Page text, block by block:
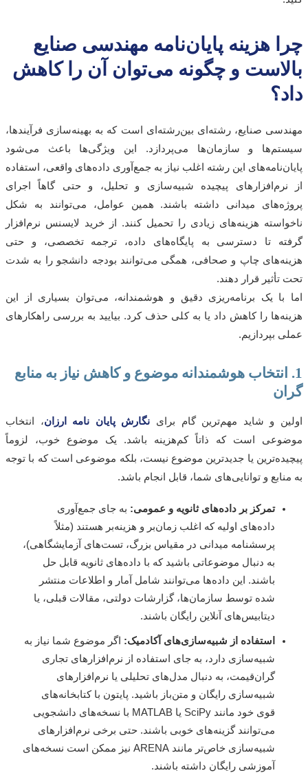
هزینه پایان‌نامه مهندسی صنایع
و چگونه می‌توان آن را کاهش
صنایع، رشته‌ای بین‌رشته‌ای است که به بهینه‌سازی فرآیندها،
و سازمان‌ها می‌پردازد. این ویژگی‌ها باعث می‌شود
این رشته اغلب نیاز به جمع‌آوری داده‌های واقعی، استفاده
پیچیده شبیه‌سازی و تحلیل، و حتی گاهاً اجرای
میدانی داشته باشند. همین عوامل، می‌توانند به شکل
هزینه‌های زیادی را تحمیل کنند. از خرید لایسنس نرم‌افزار
تا دسترسی به پایگاه‌های داده، ترجمه تخصصی، و حتی
چاپ و صحافی، همگی می‌توانند بودجه دانشجو را به شدت
قرار دهند.
با یک برنامه‌ریزی دقیق و هوشمندانه، می‌توان بسیاری از این
را کاهش داد یا به کلی حذف کرد. بیایید به بررسی راهکارهای
بپردازیم.
انتخاب هوشمندانه موضوع و کاهش نیاز به منابع
و شاید مهم‌ترین گام براینگارش پایان نامه ارزان
، انتخاب
است که ذاتاً کم‌هزینه باشد. یک موضوع خوب، لزوماً
یا جدیدترین موضوع نیست، بلکه موضوعی است که با توجه
و توانایی‌های شما، قابل انجام باشد.
تمرکز بر داده‌های ثانویه و عمومی:به جای جمع‌آوری
داده‌های اولیه که اغلب زمان‌بر و هزینه‌بر هستند (مثلاً
پرسشنامه میدانی در مقیاس بزرگ، تست‌های آزمایشگاهی)،
به دنبال موضوعاتی باشید که با داده‌های ثانویه قابل حل
باشند. این داده‌ها می‌توانند شامل آمار و اطلاعات منتشر
شده توسط سازمان‌ها، گزارشات دولتی، مقالات قبلی، یا
دیتابیس‌های آنلاین رایگان باشند.
استفاده از شبیه‌سازی‌های آکادمیک:اگر موضوع شما نیاز به
شبیه‌سازی دارد، به جای استفاده از نرم‌افزارهای تجاری
گران‌قیمت، به دنبال مدل‌های تحلیلی یا نرم‌افزارهای
شبیه‌سازی رایگان و متن‌باز باشید. پایتون با کتابخانه‌های
قوی خود مانند SciPy یا MATLAB با نسخه‌های دانشجویی
می‌توانند گزینه‌های خوبی باشند. حتی برخی نرم‌افزارهای
شبیه‌سازی خاص‌تر مانند ARENA نیز ممکن است نسخه‌های
آموزشی رایگان داشته باشند.